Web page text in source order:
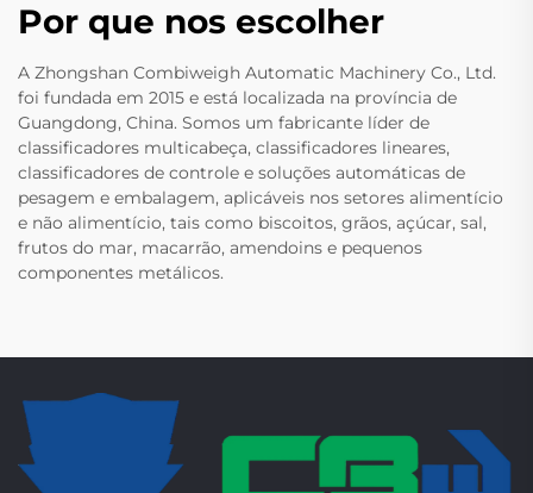
Por que nos escolher
A Zhongshan Combiweigh Automatic Machinery Co., Ltd.
foi fundada em 2015 e está localizada na província de
Guangdong, China. Somos um fabricante líder de
classificadores multicabeça, classificadores lineares,
classificadores de controle e soluções automáticas de
pesagem e embalagem, aplicáveis nos setores alimentício
e não alimentício, tais como biscoitos, grãos, açúcar, sal,
frutos do mar, macarrão, amendoins e pequenos
componentes metálicos.